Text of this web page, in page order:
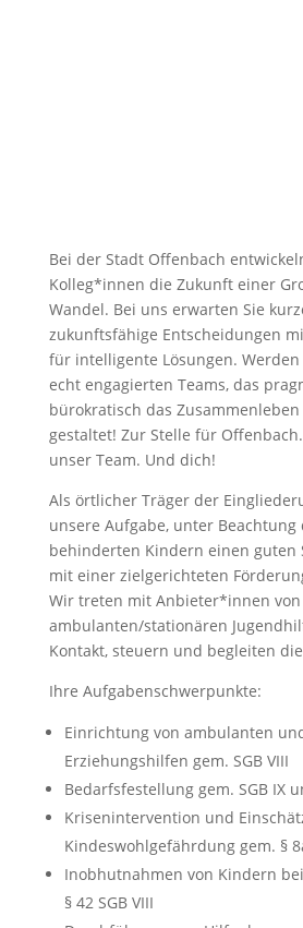
Bei der Stadt Offenbach
Kolleg*innen die Zukunft einer
Wandel. Bei uns erwarten Sie
zukunftsfähige Entscheidungen
für intelligente Lösungen. Werden
echt engagierten Teams, das
bürokratisch das
gestaltet! Zur Stelle für
unser Team. Und dich!
Als örtlicher Träger der
unsere Aufgabe, unter Beachtung
behinderten Kindern einen guten
mit einer zielgerichteten
Wir treten mit Anbieter*innen von
ambulanten/stationären
Kontakt, steuern und begleiten
Ihre Aufgabenschwerpunkte:
Einrichtung von ambulanten
Erziehungshilfen gem. SGB VIII
Bedarfsfestellung gem. SGB IX
Krisenintervention und
Kindeswohlgefährdung gem. §
Inobhutnahmen von Kindern
§ 42 SGB VIII